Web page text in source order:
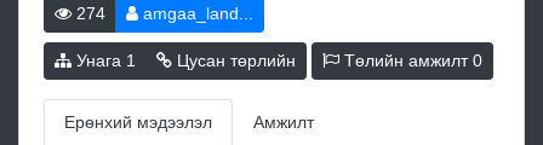
274 amgaa_land...
Унага 1 Цусан төрлийн Төлийн амжилт0
Ерөнхий мэдээлэл Амжилт